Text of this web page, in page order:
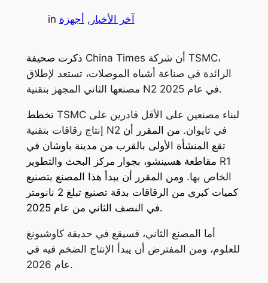
in آخر الأخبار , أجهزة
China Times أن شركة TSMC،
الرائدة في صناعة أشباه الموصلات، تستعد لإطلاق
مصنعها الثاني المجهز بتقنية N2 في عام 2025.
تخطط TSMC لبناء مصنعين على الأقل قادرين على
إنتاج رقاقات بتقنية N2 في تايوان. من المقرر أن
تقع المنشأة الأولى بالقرب من مدينة باوشان في
R1
الخاص بها. ومن المقرر أن يبدأ هذا المصنع بتصنيع
كميات كبرى من الرقاقات بدقة تصنيع تبلغ 2 نانومتر
في النصف الثاني من عام 2025.
أما المصنع الثاني، فسيقع في حديقة كاوشيونغ
للعلوم، ومن المفترض أن يبدأ الإنتاج الضخم فيه في
عام 2026.